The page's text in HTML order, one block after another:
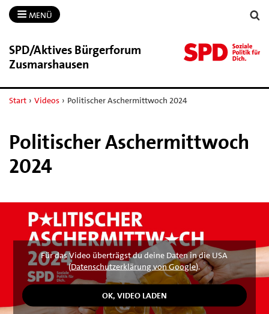
MENÜ
SPD/​Aktives Bürgerforum
Zusmarshausen
Start › Videos › Politischer Aschermittwoch 2024
Politischer Aschermittwoch
2024
Für das Video überträgst du deine Daten in die USA
(Datenschutzerklärung von Google).